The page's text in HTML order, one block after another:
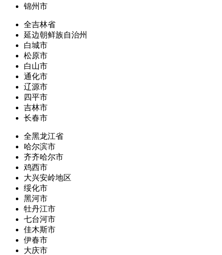
锦州市
全吉林省
延边朝鲜族自治州
白城市
松原市
白山市
通化市
辽源市
四平市
吉林市
长春市
全黑龙江省
哈尔滨市
齐齐哈尔市
鸡西市
大兴安岭地区
绥化市
黑河市
牡丹江市
七台河市
佳木斯市
伊春市
大庆市